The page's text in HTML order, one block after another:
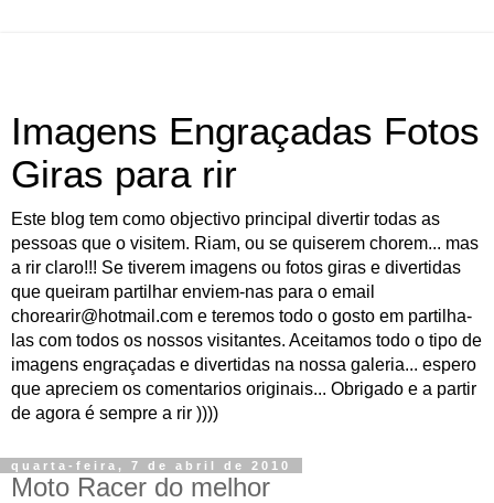
Imagens Engraçadas Fotos
Giras para rir
Este blog tem como objectivo principal divertir todas as
pessoas que o visitem. Riam, ou se quiserem chorem... mas
a rir claro!!! Se tiverem imagens ou fotos giras e divertidas
que queiram partilhar enviem-nas para o email
chorearir@hotmail.com e teremos todo o gosto em partilha-
las com todos os nossos visitantes. Aceitamos todo o tipo de
imagens engraçadas e divertidas na nossa galeria... espero
que apreciem os comentarios originais... Obrigado e a partir
de agora é sempre a rir ))))
quarta-feira, 7 de abril de 2010
Moto Racer do melhor